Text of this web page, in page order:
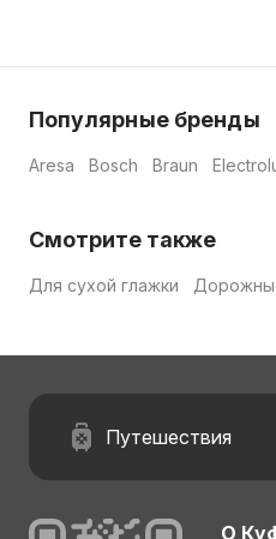
Популярные бренды
Aresa Bosch Braun
Смотрите также
Для сухой глажки
Путешествия
О